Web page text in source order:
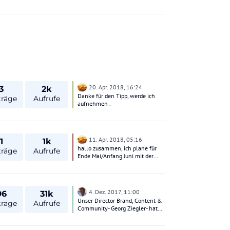
2k
Aufrufe
20. Apr. 2018, 16:24
Danke für den Tipp, werde ich
aufnehmen .
1 1k
Aufrufe
11. Apr. 2018, 05:16
hallo zusammen, ich plane für
Ende Mai/Anfang Juni mit der
Erfahrung damit haben nun ein
paar Fragen dazu: Wie lange im
Voraus soll ich das Fährticket
kaufen ? Wo im Internet kauft
31k
Aufrufe
4. Dez. 2017, 11:00
Unser Director Brand, Content &
Community- Georg Ziegler- hat